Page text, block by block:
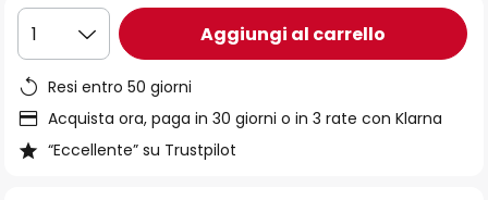
1 Aggiungi al carrello
Resi entro 50 giorni
Acquista ora, paga in 30 giorni o in 3 rate con Klarna
“Eccellente” su Trustpilot